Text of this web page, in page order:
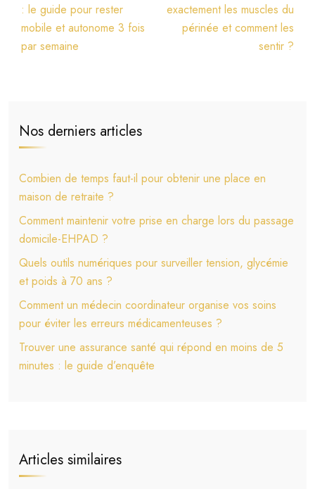
: le guide pour rester
mobile et autonome 3 fois
par semaine
exactement les muscles du
périnée et comment les
sentir ?
Nos derniers articles
Combien de temps faut-il pour obtenir une place en
maison de retraite ?
Comment maintenir votre prise en charge lors du passage
domicile-EHPAD ?
Quels outils numériques pour surveiller tension, glycémie
et poids à 70 ans ?
Comment un médecin coordinateur organise vos soins
pour éviter les erreurs médicamenteuses ?
Trouver une assurance santé qui répond en moins de 5
minutes : le guide d’enquête
Articles similaires